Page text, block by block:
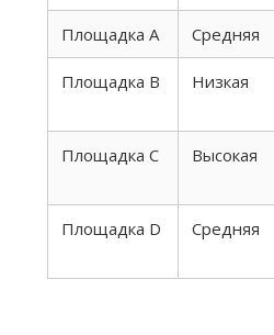
Площадка A Средняя
Площадка B Низкая
Площадка C Высокая
Площадка D Средняя